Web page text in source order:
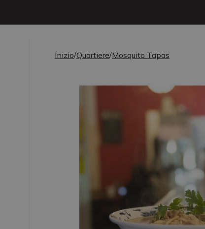
Inizio/Quartiere/Mosquito Tapas